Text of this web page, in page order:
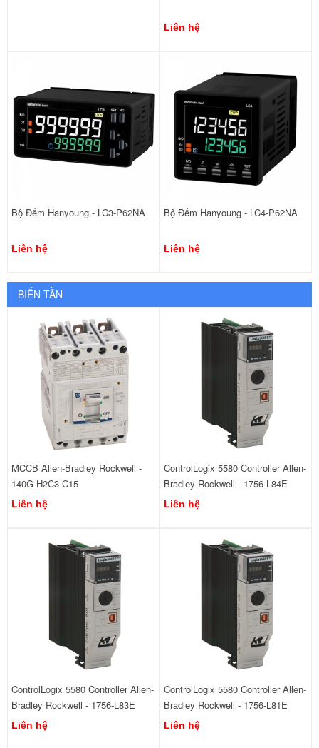
Liên hệ
Bộ Đếm Hanyoung - LC3-P62NA
Liên hệ
Bộ Đếm Hanyoung - LC4-P62NA
Liên hệ
BIẾN TẦN
MCCB Allen-Bradley Rockwell -
140G-H2C3-C15
Liên hệ
ControlLogix 5580 Controller Allen-
Bradley Rockwell - 1756-L84E
Liên hệ
ControlLogix 5580 Controller Allen-
Bradley Rockwell - 1756-L83E
Liên hệ
ControlLogix 5580 Controller Allen-
Bradley Rockwell - 1756-L81E
Liên hệ